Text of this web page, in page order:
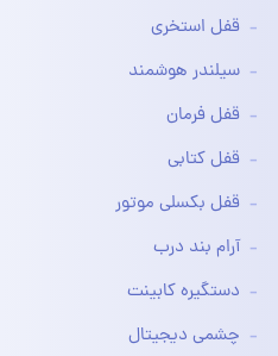
قفل استخری
سیلندر هوشمند
قفل فرمان
قفل کتابی
قفل بکسلی موتور
آرام بند درب
دستگیره کابینت
چشمی دیجیتال